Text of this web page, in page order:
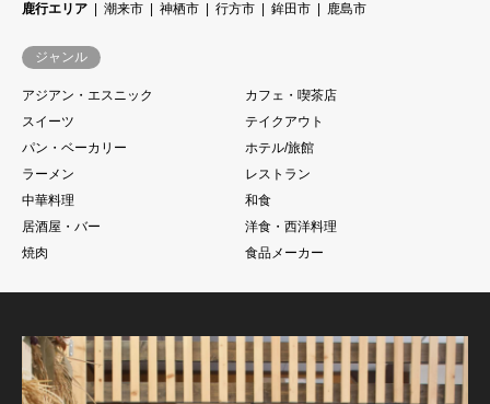
鹿行エリア
潮来市 神栖市 行方市 鉾田市 鹿島市
ジャンル
アジアン・エスニック
カフェ・喫茶店
スイーツ
テイクアウト
パン・ベーカリー
ホテル/旅館
ラーメン
レストラン
中華料理
和食
居酒屋・バー
洋食・西洋料理
焼肉
食品メーカー